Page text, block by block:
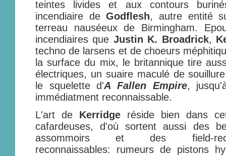
teintes livides et aux contours
incendiaire deGodflesh, autre entité
terreau nauséeux de Birmingham.
incendiaires que Justin K. Broadrick,
techno de larsens et de choeurs
la surface du mix, le britannique tire
électriques, un suaire maculé de
le squelette d'A Fallen Empire,
immédiatment reconnaissable.
L'art de Kerridge réside bien dans
cafardeuses, d'où sortent aussi des
assommoirs et des field-
reconnaissables: rumeurs de pistons